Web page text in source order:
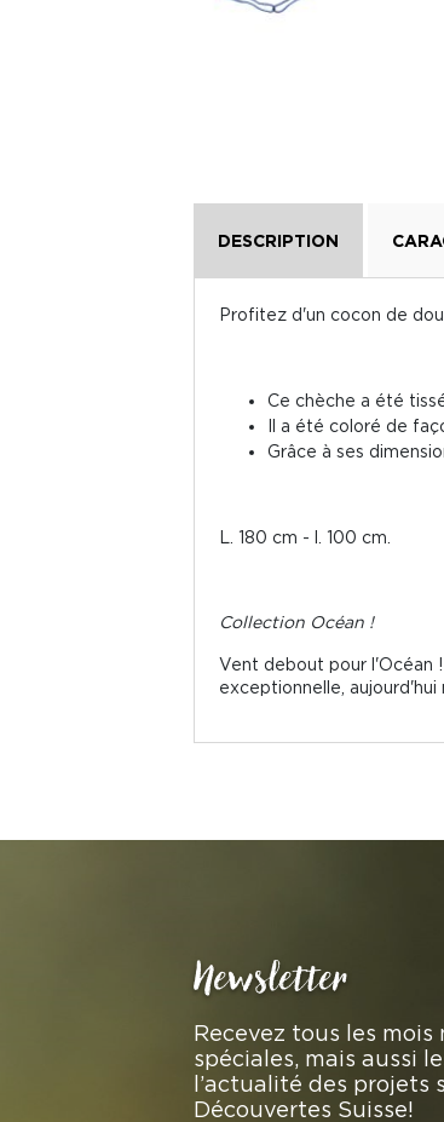
DESCRIPTION
Profitez d'un cocon de
Ce chèche a été
Il a été coloré de
Grâce à ses
L. 180 cm - l. 100 cm.
Collection Océan !
Vent debout pour l'Océan
exceptionnelle,
Newsletter
Recevez tous les
spéciales, mais aussi
l’actualité des
Découvertes Suisse!